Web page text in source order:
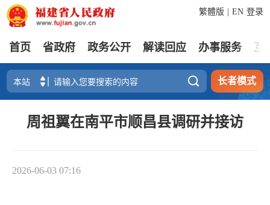
登录
繁體版 EN
首页 省政府 政务公开 解读回应 办事服务 互
 长者模式
周祖翼在南平市顺昌县调研并接访
2026-06-03 07:16